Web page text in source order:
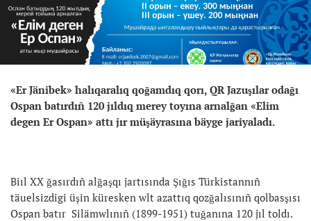
«Er Jänibek» halıqaralıq qoğamdıq qorı, QR Jazuşılar odağı
Ospan batırdıñ 120 jıldıq merey toyına arnalğan «Elim
degen Er Ospan» attı jır müşäyrasına bäyge jariyaladı.
Biıl XX ğasırdıñ alğaşqı jartısında Şığıs Türkistannıñ
täuelsizdigi üşin küresken wlt azattıq qozğalısınıñ qolbasşısı
Ospan batır Silämwlınıñ (1899-1951) tuğanına 120 jıl toldı.